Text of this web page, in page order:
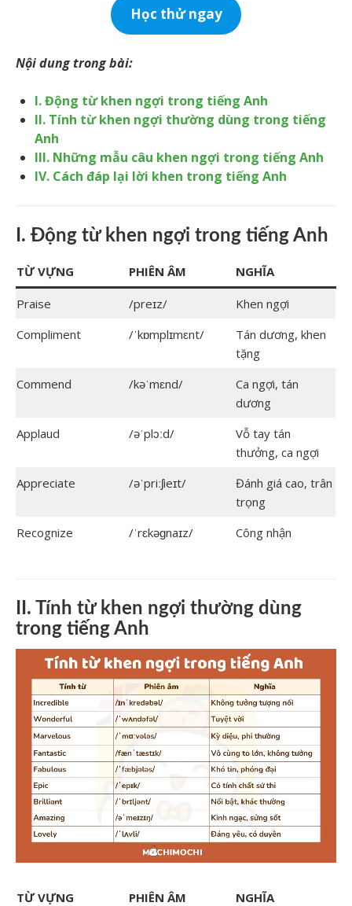
Học thử ngay
Nội dung trong bài:
I. Động từ khen ngợi trong tiếng Anh
II. Tính từ khen ngợi thường dùng trong tiếng
Anh
III. Những mẫu câu khen ngợi trong tiếng Anh
IV. Cách đáp lại lời khen trong tiếng Anh
I. Động từ khen ngợi trong tiếng Anh
TỪ VỰNG PHIÊN ÂM NGHĨA
Praise /preɪz/
Khen ngợi
Compliment
/ˈkɒmplɪmɛnt/
Tán dương, khen
tặng
Commend
/kəˈmɛnd/
Ca ngợi, tán
dương
Applaud
/əˈplɔːd/
Vỗ tay tán
thưởng, ca ngợi
Appreciate
/əˈpriːʃieɪt/
Đánh giá cao, trân
trọng
Recognize
/ˈrɛkəɡnaɪz/ Công nhận
II. Tính từ khen ngợi thường dùng
trong tiếng Anh
TỪ VỰNG PHIÊN ÂM NGHĨA